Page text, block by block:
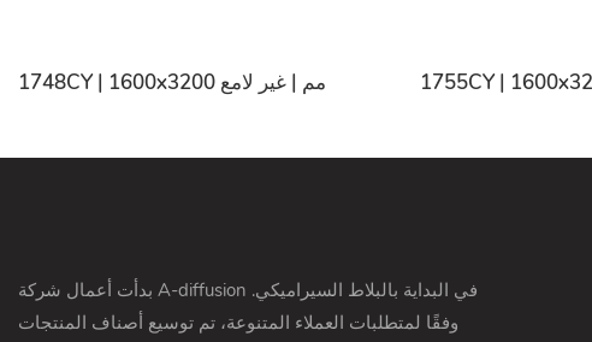
1748CY | 1600x3200 مم | غير لامع
بدأت أعمال شركة A-diffusion في البداية بالبلاط السيراميكي.
وفقًا لمتطلبات العملاء المتنوعة، تم توسيع أصناف المنتجات